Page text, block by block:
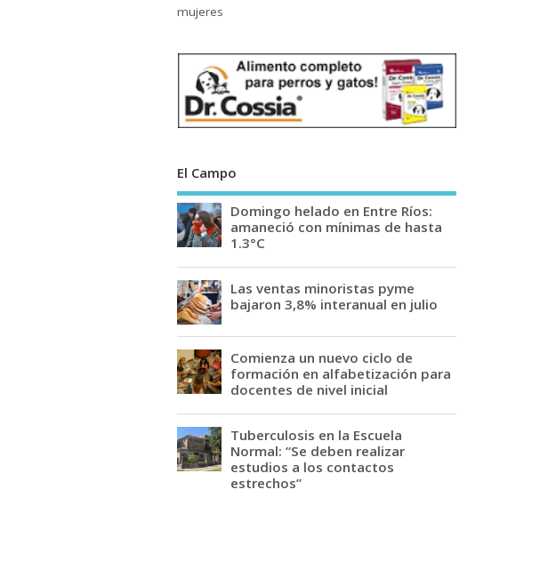
El Campo
Domingo helado en Entre Ríos:
amaneció con mínimas de hasta
1.3°C
Las ventas minoristas pyme
bajaron 3,8% interanual en julio
Comienza un nuevo ciclo de
formación en alfabetización para
docentes de nivel inicial
Tuberculosis en la Escuela
Normal: “Se deben realizar
estudios a los contactos
estrechos”